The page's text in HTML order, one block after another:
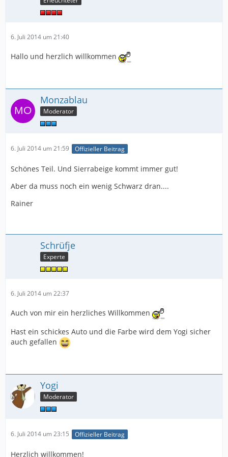
6. Juli 2014 um 21:40
Hallo und herzlich willkommen
Monzablau
Moderator
6. Juli 2014 um 21:59 Offizieller Beitrag
Schönes Teil. Und Sierrabeige kommt immer gut!
Aber da muss noch ein wenig Schwarz dran....
Rainer
Schrüfje
Experte
6. Juli 2014 um 22:37
Auch von mir ein herzliches Willkommen
Hast ein schickes Auto und die Farbe wird dem Yogi sicher
auch gefallen
Yogi
Moderator
6. Juli 2014 um 23:15 Offizieller Beitrag
Herzlich willkommen!